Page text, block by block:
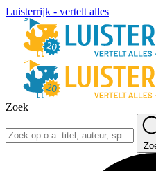
Luisterrijk - vertelt alles
Zoek